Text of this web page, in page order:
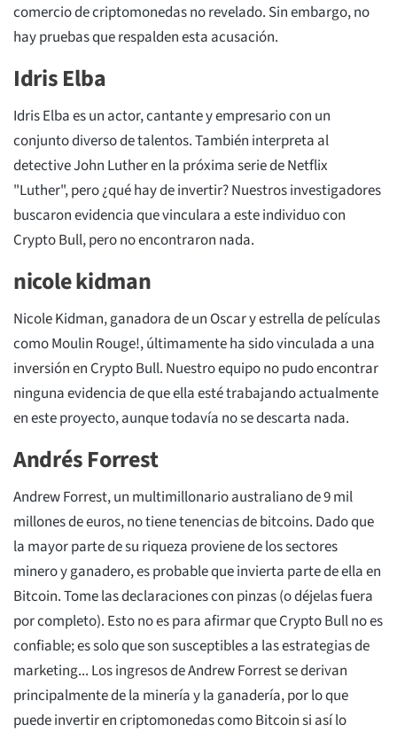
comercio de criptomonedas no revelado. Sin embargo, no
hay pruebas que respalden esta acusación.
Idris Elba
Idris Elba es un actor, cantante y empresario con un
conjunto diverso de talentos. También interpreta al
detective John Luther en la próxima serie de Netflix
"Luther", pero ¿qué hay de invertir? Nuestros investigadores
buscaron evidencia que vinculara a este individuo con
Crypto Bull, pero no encontraron nada.
nicole kidman
Nicole Kidman, ganadora de un Oscar y estrella de películas
como Moulin Rouge!, últimamente ha sido vinculada a una
inversión en Crypto Bull. Nuestro equipo no pudo encontrar
ninguna evidencia de que ella esté trabajando actualmente
en este proyecto, aunque todavía no se descarta nada.
Andrés Forrest
Andrew Forrest, un multimillonario australiano de 9 mil
millones de euros, no tiene tenencias de bitcoins. Dado que
la mayor parte de su riqueza proviene de los sectores
minero y ganadero, es probable que invierta parte de ella en
Bitcoin. Tome las declaraciones con pinzas (o déjelas fuera
por completo). Esto no es para afirmar que Crypto Bull no es
confiable; es solo que son susceptibles a las estrategias de
marketing... Los ingresos de Andrew Forrest se derivan
principalmente de la minería y la ganadería, por lo que
puede invertir en criptomonedas como Bitcoin si así lo